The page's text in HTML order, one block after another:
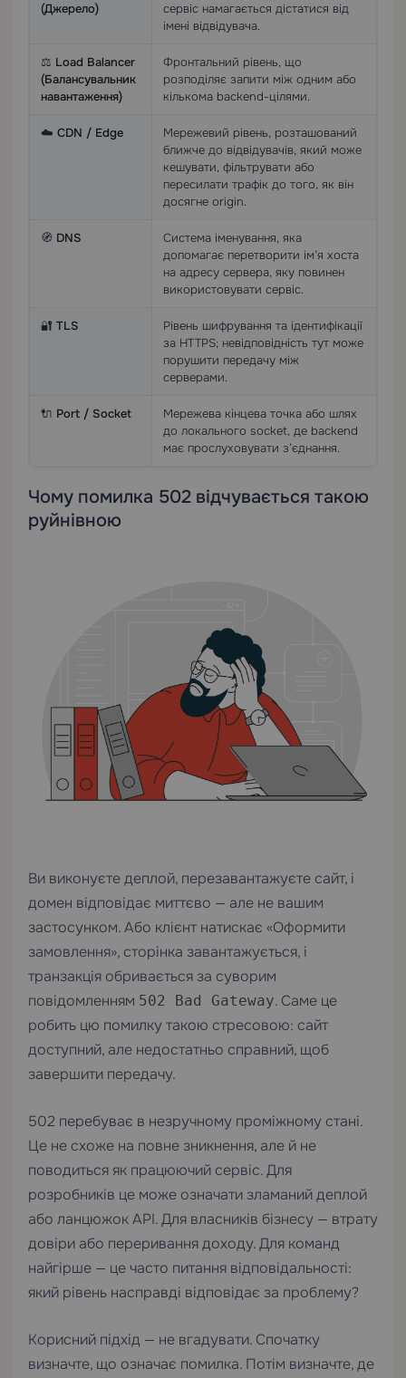
(Джерело)
сервіс намагається дістатися від
імені відвідувача.
⚖️ Load Balancer
(Балансувальник
навантаження)
Фронтальний рівень, що
розподіляє запити між одним або
кількома backend-цілями.
☁️ CDN / Edge
Мережевий рівень, розташований
ближче до відвідувачів, який може
кешувати, фільтрувати або
пересилати трафік до того, як він
досягне origin.
🧭 DNS
Система іменування, яка
допомагає перетворити ім’я хоста
на адресу сервера, яку повинен
використовувати сервіс.
🔐 TLS
Рівень шифрування та ідентифікації
за HTTPS; невідповідність тут може
порушити передачу між
серверами.
🔌 Port / Socket
Мережева кінцева точка або шлях
до локального socket, де backend
має прослуховувати з’єднання.
Чому помилка 502 відчувається такою
руйнівною
Ви виконуєте деплой, перезавантажуєте сайт, і
домен відповідає миттєво — але не вашим
застосунком. Або клієнт натискає «Оформити
замовлення», сторінка завантажується, і
транзакція обривається за суворим
повідомленням 502 Bad Gateway. Саме це
робить цю помилку такою стресовою: сайт
доступний, але недостатньо справний, щоб
завершити передачу.
502 перебуває в незручному проміжному стані.
Це не схоже на повне зникнення, але й не
поводиться як працюючий сервіс. Для
розробників це може означати зламаний деплой
або ланцюжок API. Для власників бізнесу — втрату
довіри або переривання доходу. Для команд
найгірше — це часто питання відповідальності:
який рівень насправді відповідає за проблему?
Корисний підхід — не вгадувати. Спочатку
визначте, що означає помилка. Потім визначте, де